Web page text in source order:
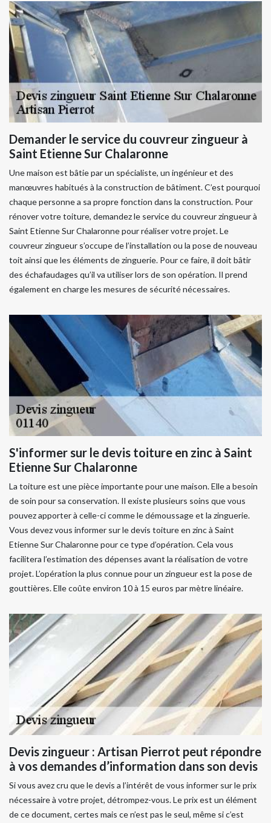
Demander le service du couvreur zingueur à
Saint Etienne Sur Chalaronne
Une maison est bâtie par un spécialiste, un ingénieur et des
manœuvres habitués à la construction de bâtiment. C’est pourquoi
chaque personne a sa propre fonction dans la construction. Pour
rénover votre toiture, demandez le service du couvreur zingueur à
Saint Etienne Sur Chalaronne pour réaliser votre projet. Le
couvreur zingueur s’occupe de l’installation ou la pose de nouveau
toit ainsi que les éléments de zinguerie. Pour ce faire, il doit bâtir
des échafaudages qu’il va utiliser lors de son opération. Il prend
également en charge les mesures de sécurité nécessaires.
S'informer sur le devis toiture en zinc à Saint
Etienne Sur Chalaronne
La toiture est une pièce importante pour une maison. Elle a besoin
de soin pour sa conservation. Il existe plusieurs soins que vous
pouvez apporter à celle-ci comme le démoussage et la zinguerie.
Vous devez vous informer sur le devis toiture en zinc à Saint
Etienne Sur Chalaronne pour ce type d’opération. Cela vous
facilitera l’estimation des dépenses avant la réalisation de votre
projet. L’opération la plus connue pour un zingueur est la pose de
gouttières. Elle coûte environ 10 à 15 euros par mètre linéaire.
Devis zingueur : Artisan Pierrot peut répondre
à vos demandes d’information dans son devis
Si vous avez cru que le devis a l’intérêt de vous informer sur le prix
nécessaire à votre projet, détrompez-vous. Le prix est un élément
de ce document, certes mais ce n’est pas le seul, même si c’est